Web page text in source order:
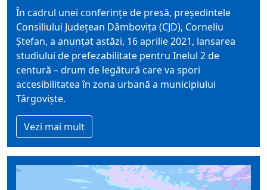
În cadrul unei conferințe de presă, președintele
Consiliului Județean Dâmbovița (CJD), Corneliu
Ștefan, a anunțat astăzi, 16 aprilie 2021, lansarea
studiului de prefezabilitate pentru Inelul 2 de
centură – drum de legătură care va spori
accesibilitatea în zona urbană a municipiului
Târgoviște.
Vezi mai mult